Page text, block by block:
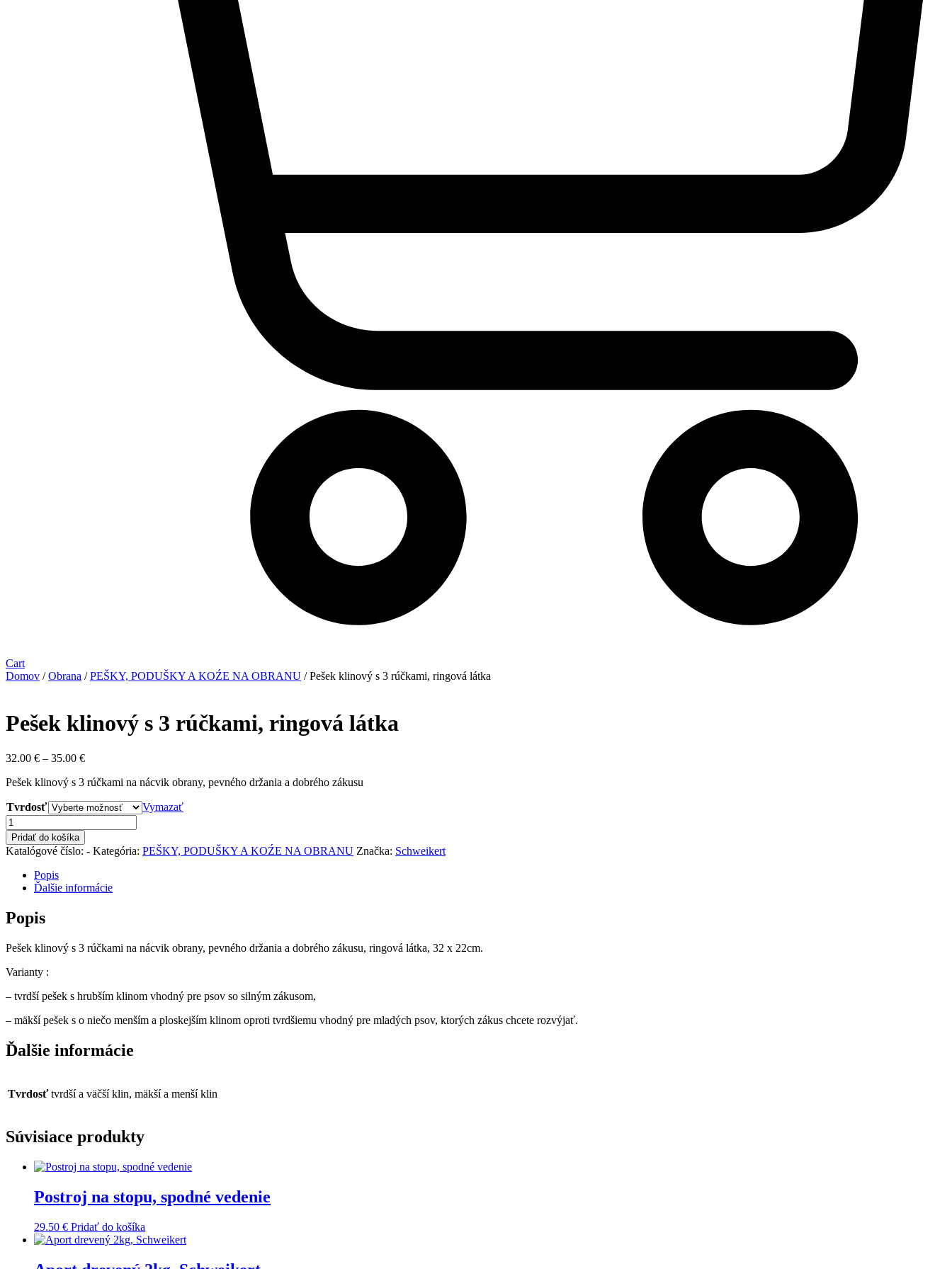
Cart
Domov /Obrana /PEŠKY, PODUŠKY A KOŹE NA OBRANU / Pešek klinový s 3 rúčkami, ringová látka
Pešek klinový s 3 rúčkami, ringová látka
32.00 € – 35.00 €Price
32.00 €
35.00 €
Pešek klinový s 3 rúčkami na nácvik obrany, pevného držania a dobrého zákusu
Tvrdosť
Vymazať
množstvo
Pešek
klinový
s
rúčkami,
ringová
látka
Pridať do košíka
Katalógové číslo: - Kategória: PEŠKY, PODUŠKY A KOŹE NA OBRANU Značka: Schweikert
Popis
Ďalšie informácie
Popis
Pešek klinový s 3 rúčkami na nácvik obrany, pevného držania a dobrého zákusu, ringová látka, 32 x 22cm.
Varianty :
– tvrdší pešek s hrubším klinom vhodný pre psov so silným zákusom,
– mäkší pešek s o niečo menším a ploskejším klinom oproti tvrdšiemu vhodný pre mladých psov, ktorých zákus chcete rozvýjať.
Ďalšie informácie
Tvrdosť tvrdší a väčší klin, mäkší a menší klin
Súvisiace produkty
Postroj na stopu, spodné vedenie
29.50 € Pridať do košíka